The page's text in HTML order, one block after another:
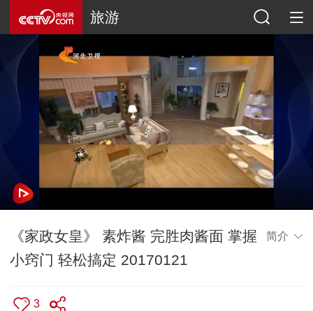
旅游
《家政女皇》 素炸酱 完胜肉酱面 掌握
小窍门 轻松搞定 20170121
简介
3